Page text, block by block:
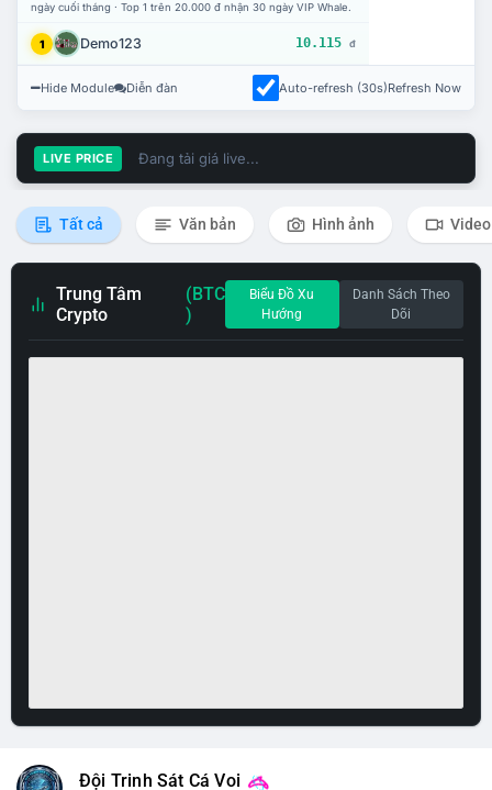
ngày cuối tháng · Top 1 trên 20.000 đ nhận 30 ngày VIP Whale.
1 Demo123 10.115 đ
Hide Module Diễn đàn Auto-refresh (30s)Refresh Now
LIVE PRICE Đang tải giá live...
Tất cả Văn bản Hình ảnh Video
Trung Tâm
Crypto
(BTC
)
Biểu Đồ Xu
Hướng
Danh Sách Theo
Dõi
Đội Trinh Sát Cá Voi